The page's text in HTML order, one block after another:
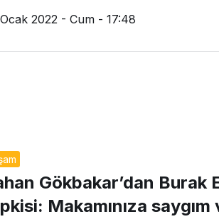
2022 - Cum - 17:48
Gökbakar’dan Burak
Makamınıza saygım